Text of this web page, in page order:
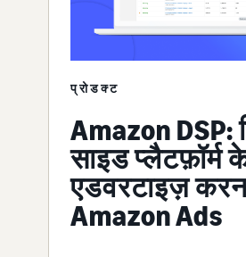
प्रोडक्ट
Amazon DSP:
साइड प्लैटफ़ॉर्म
एडवरटाइज़
Amazon Ads